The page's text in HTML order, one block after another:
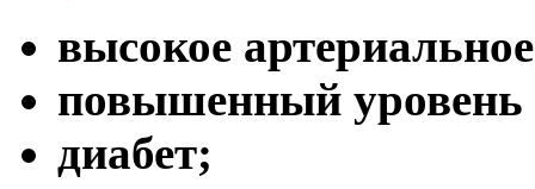
высокое
повышенный уровень
диабет;